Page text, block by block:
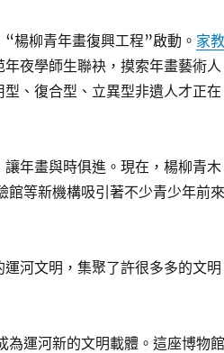
楊柳青年畫復興工程”啟動。 家教
夜學師生聯袂，摸索年畫藝術人
、復合型、立異型非遺人才正在
年畫與時俱進。現在，楊柳青木
館等新機構吸引著不少青少年前來
河文明，集聚了許很多多的文明
為運河新的文明載體。這座博物館